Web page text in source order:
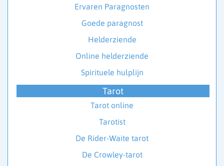
Ervaren Paragnosten
Goede paragnost
Helderziende
Online helderziende
Spirituele hulplijn
Tarot
Tarot online
Tarotist
De Rider-Waite tarot
De Crowley-tarot